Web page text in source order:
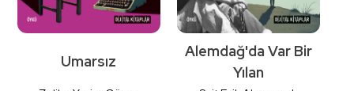
Umarsız
Alemdağ'da Var Bir
Yılan